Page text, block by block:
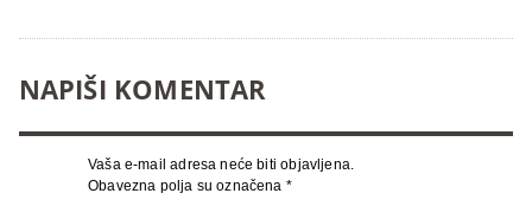
NAPIŠI KOMENTAR
Vaša e-mail adresa neće biti objavljena.
Obavezna polja su označena *